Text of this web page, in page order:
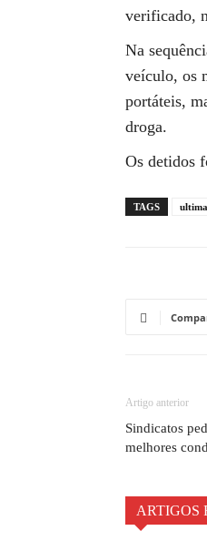
verificado,
Na
veículo, os
portáteis,
droga.
Os detidos
TAGS
Artigo anterior
Sindicatos
melhores
ARTIGOS